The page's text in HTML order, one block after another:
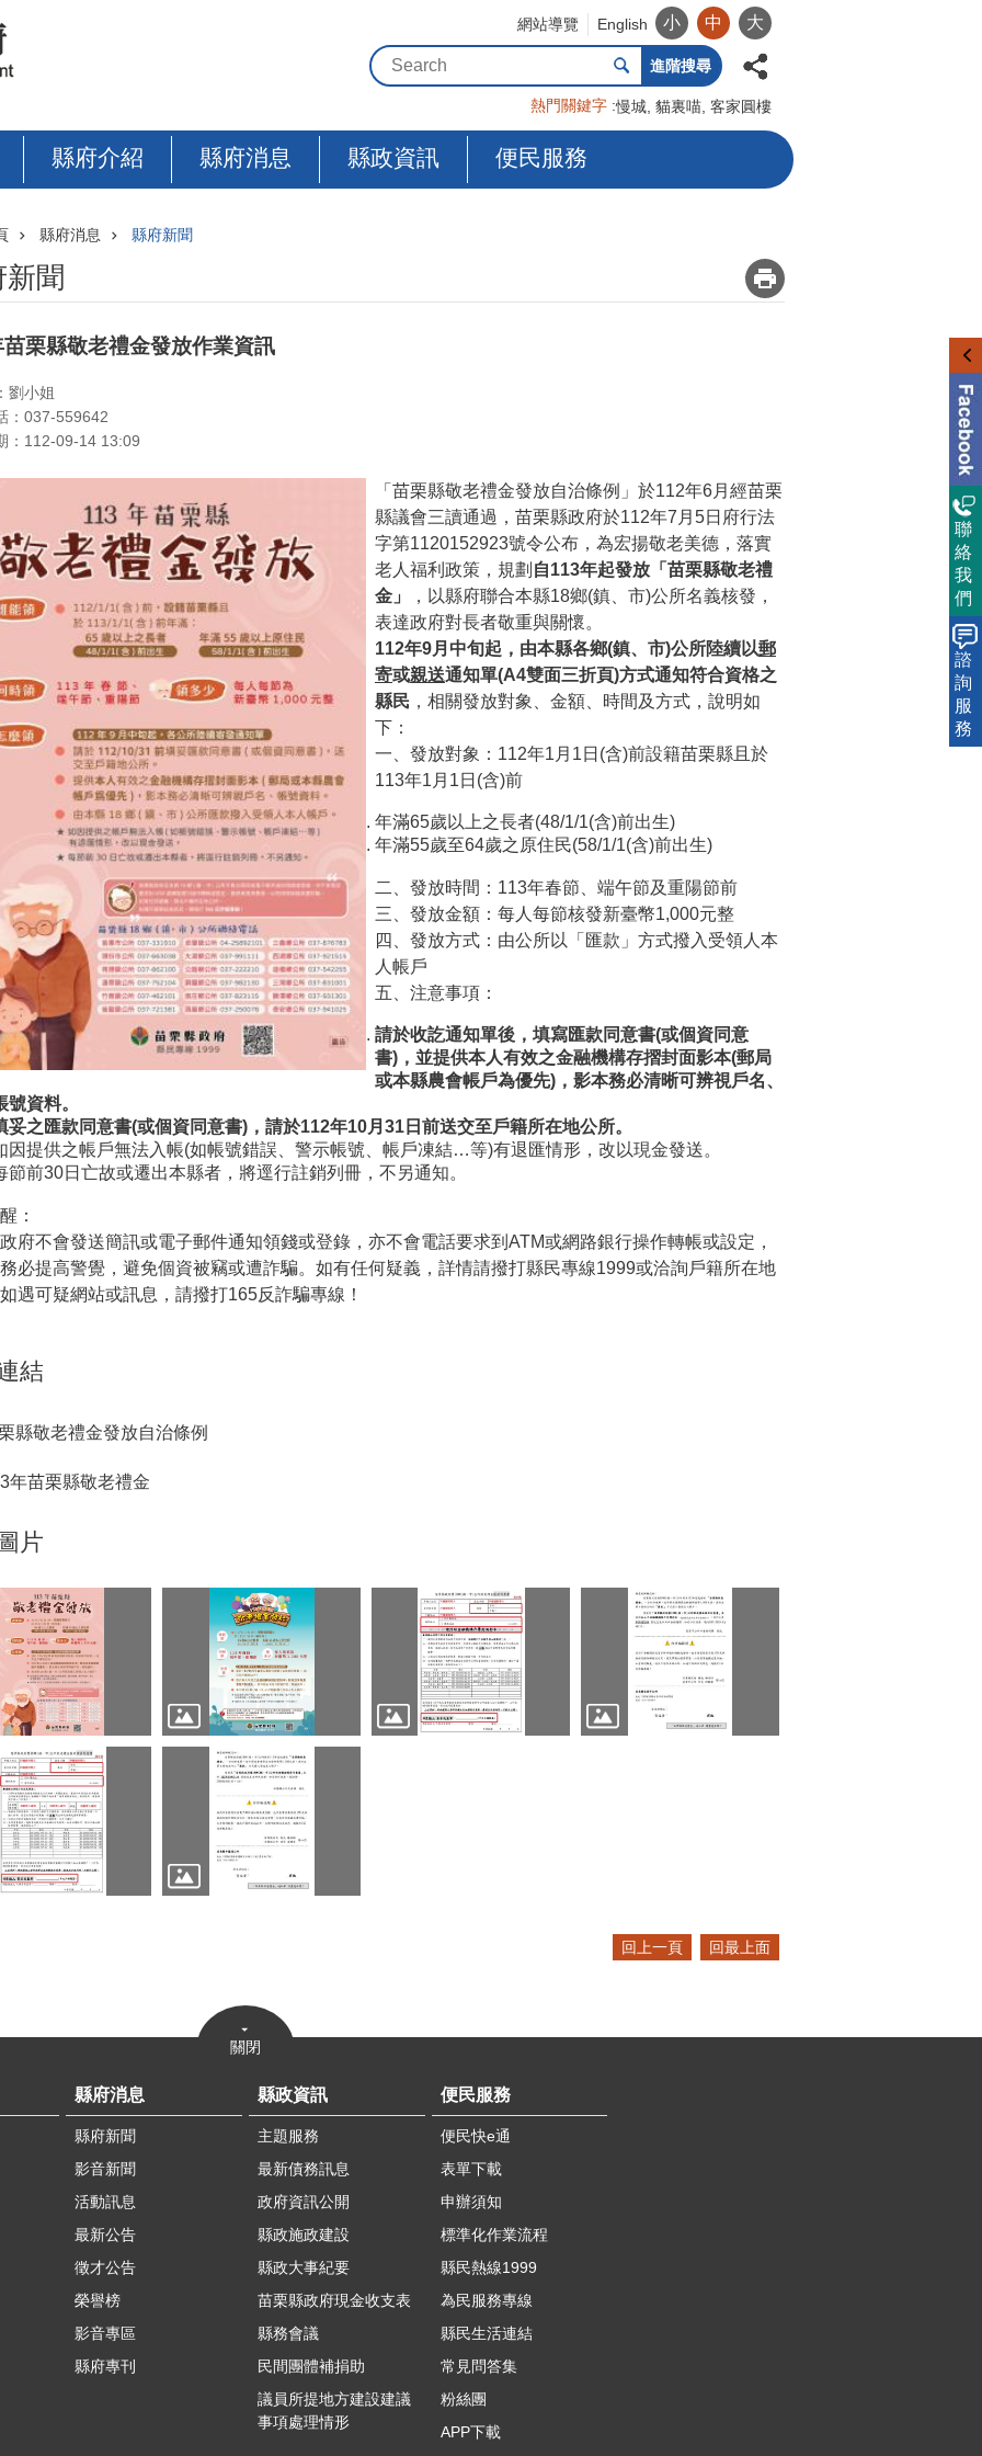
網站導覽 English 小 中 大
進階搜尋
熱門關鍵字 慢城 貓裏喵 客家圓樓
縣府介紹 縣府消息 縣政資訊 便民服務
縣府消息 縣府新聞
聞 _
栗縣敬老禮金發放作業資訊
劉小姐
：037-559642
：112-09-14 13:09
「苗栗縣敬老禮金發放自治條例」於112年6月經苗栗
縣議會三讀通過，苗栗縣政府於112年7月5日府行法
字第1120152923號令公布，為宏揚敬老美德，落實
老人福利政策，規劃 自113年起發放「苗栗縣敬老禮
金」
，以縣府聯合本縣18鄉(鎮、市)公所名義核發，
表達政府對長者敬重與關懷。
112年9月中旬起，由本縣各鄉(鎮、市)公所陸續以郵
寄或親送通知單(A4雙面三折頁)方式通知符合資格之
縣民 ，相關發放對象、金額、時間及方式，說明如
下：
一、發放對象：112年1月1日(含)前設籍苗栗縣且於
113年1月1日(含)前
年滿65歲以上之長者(48/1/1(含)前出生)
年滿55歲至64歲之原住民(58/1/1(含)前出生)
二、發放時間：113年春節、端午節及重陽節前
三、發放金額：每人每節核發新臺幣1,000元整
四、發放方式：由公所以「匯款」方式撥入受領人本
人帳戶
五、注意事項：
請於收訖通知單後，填寫匯款同意書(或個資同意
書)，並提供本人有效之金融機構存摺封面影本(郵局
或本縣農會帳戶為優先)，影本務必清晰可辨視戶名、
號資料。
妥之匯款同意書(或個資同意書)，請於112年10月31日前送交至戶籍所在地公所。
因提供之帳戶無法入帳(如帳號錯誤、警示帳號、帳戶凍結…等)有退匯情形，改以現金發送。
節前30日亡故或遷出本縣者，將逕行註銷列冊，不另通知。
：
府不會發送簡訊或電子郵件通知領錢或登錄，亦不會電話要求到ATM或網路銀行操作轉帳或設定，
必提高警覺，避免個資被竊或遭詐騙。如有任何疑義，詳情請撥打縣民專線1999或洽詢戶籍所在地
遇可疑網站或訊息，請撥打165反詐騙專線！
結
縣敬老禮金發放自治條例
年苗栗縣敬老禮金
片
回上一頁 回最上面
關閉
縣府消息
縣府新聞
影音新聞
活動訊息
最新公告
徵才公告
榮譽榜
影音專區
縣府專刊
縣政資訊
主題服務
最新債務訊息
政府資訊公開
縣政施政建設
縣政大事紀要
苗栗縣政府現金收支表
縣務會議
民間團體補捐助
議員所提地方建設建議
事項處理情形
便民服務
便民快e通
表單下載
申辦須知
標準化作業流程
縣民熱線1999
為民服務專線
縣民生活連結
常見問答集
粉絲團
APP下載
聯
絡
我
們
諮
詢
服
務